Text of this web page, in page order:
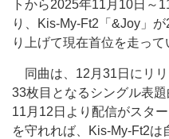
トから2025年11月10日～
り、Kis-My-Ft2「&Joy」
り上げて現在首位を走って
同曲は、12月31日にリ
33枚目となるシングル表
11月12日より配信がスタ
を守れれば、Kis-My-Ft2は